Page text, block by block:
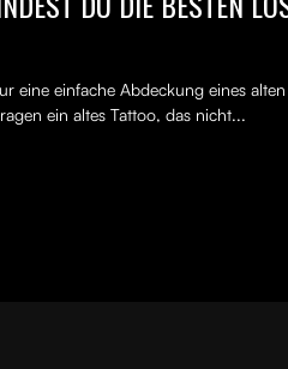
eine einfache Abdeckung eines
ein altes Tattoo, das nicht...